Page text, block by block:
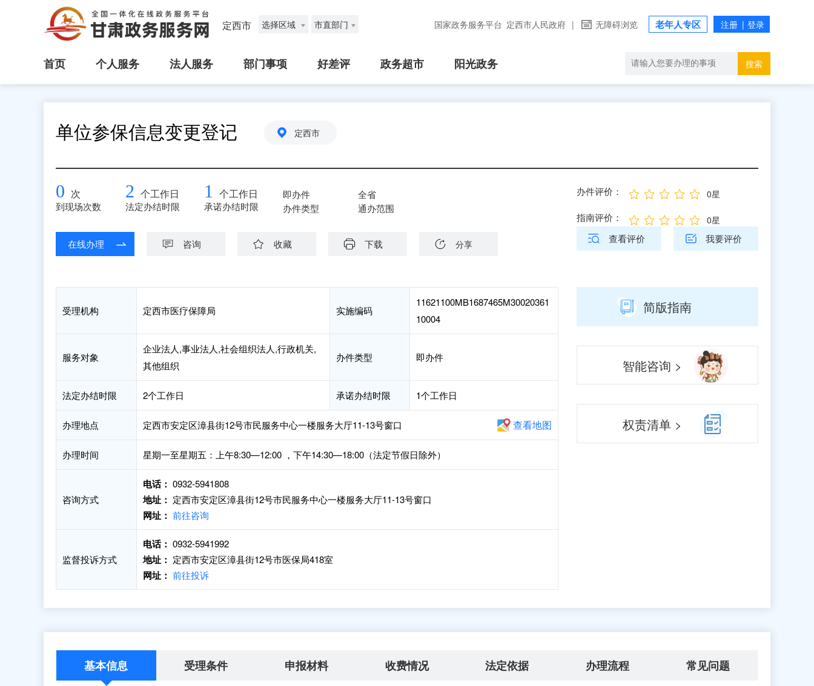
定西市 选择区域 市直部门 国家政务服务平台 定西市人民政府 | 无障碍浏览 老年人专区
首页 个人服务 法人服务 部门事项 好差评 政务超市 阳光政务 搜索
单位参保信息变更登记 定西市
0 次
到现场次数
2 个工作日
法定办结时限
1 个工作日
承诺办结时限
即办件
办件类型
全省
通办范围
在线办理 咨询 收藏 下载 分享
办件评价： 0星
指南评价： 0星
查看评价 我要评价
受理机构 定西市医疗保障局 实施编码
11621100MB1687465M30020361
10004
服务对象
企业法人,事业法人,社会组织法人,行政机关,
其他组织
办件类型 即办件
法定办结时限 2个工作日 承诺办结时限 1个工作日
办理地点 定西市安定区漳县街12号市民服务中心一楼服务大厅11-13号窗口 查看地图
办理时间 星期一至星期五：上午8:30—12:00 ，下午14:30—18:00（法定节假日除外）
咨询方式
电话： 0932-5941808
地址： 定西市安定区漳县街12号市民服务中心一楼服务大厅11-13号窗口
网址： 前往咨询
监督投诉方式
电话： 0932-5941992
地址： 定西市安定区漳县街12号市医保局418室
网址： 前往投诉
简版指南
智能咨询 >
权责清单 >
基本信息 受理条件 申报材料 收费情况 法定依据 办理流程 常见问题